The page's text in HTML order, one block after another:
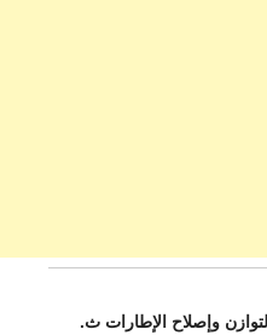
وإصلاح الإطارات ث.